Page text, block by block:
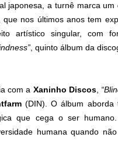
japonesa, a turnê marca um
que nos últimos anos tem
artístico singular, com
, quinto álbum da
com a Xaninho Discos,
(DIN). O álbum aborda
que cega o ser
humana quando